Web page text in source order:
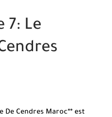
7: Le
De Cendres Maroc** est